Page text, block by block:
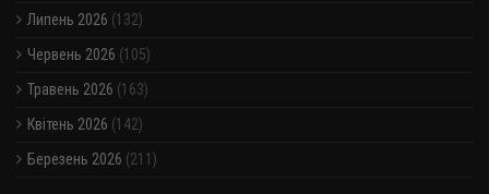
Липень 2026 (132)
Червень 2026 (105)
Травень 2026 (163)
Квітень 2026 (142)
Березень 2026 (211)